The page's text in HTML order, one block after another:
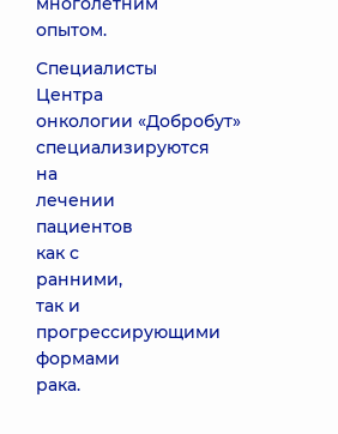
опытом.
Специалисты
Центра
онкологии «Добробут»
специализируются
на
лечении
пациентов
как с
ранними,
так и
прогрессирующими
формами
рака.